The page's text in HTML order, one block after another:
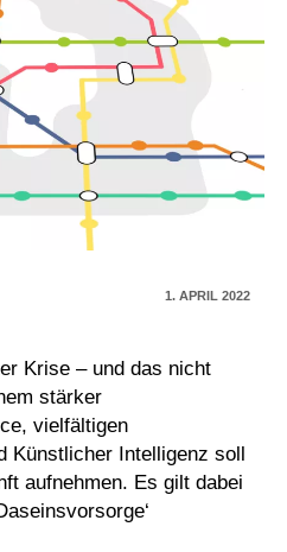
1. APRIL 2022
Krise – und das nicht
stärker
vielfältigen
Künstlicher Intelligenz soll
aufnehmen. Es gilt dabei